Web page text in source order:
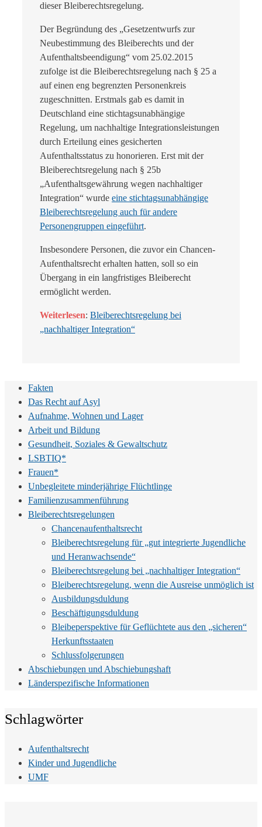
dieser Bleiberechtsregelung.
Der Begründung des „Gesetzentwurfs zur
Neubestimmung des Bleiberechts und der
Aufenthaltsbeendigung“ vom 25.02.2015
zufolge ist die Bleiberechtsregelung nach § 25 a
auf einen eng begrenzten Personenkreis
zugeschnitten. Erstmals gab es damit in
Deutschland eine stichtagsunabhängige
Regelung, um nachhaltige Integrationsleistungen
durch Erteilung eines gesicherten
Aufenthaltsstatus zu honorieren. Erst mit der
Bleiberechtsregelung nach § 25b
„Aufenthaltsgewährung wegen nachhaltiger
Integration“ wurde eine stichtagsunabhängige
Bleiberechtsregelung auch für andere
Personengruppen eingeführt.
Insbesondere Personen, die zuvor ein Chancen-
Aufenthaltsrecht erhalten hatten, soll so ein
Übergang in ein langfristiges Bleiberecht
ermöglicht werden.
Weiterlesen: Bleiberechtsregelung bei
„nachhaltiger Integration“
Fakten
Das Recht auf Asyl
Aufnahme, Wohnen und Lager
Arbeit und Bildung
Gesundheit, Soziales & Gewaltschutz
LSBTIQ*
Frauen*
Unbegleitete minderjährige Flüchtlinge
Familienzusammenführung
Bleiberechtsregelungen
Chancenaufenthaltsrecht
Bleiberechtsregelung für „gut integrierte Jugendliche
und Heranwachsende“
Bleiberechtsregelung bei „nachhaltiger Integration“
Bleiberechtsregelung, wenn die Ausreise unmöglich ist
Ausbildungsduldung
Beschäftigungsduldung
Bleibeperspektive für Geflüchtete aus den „sicheren“
Herkunftsstaaten
Schlussfolgerungen
Abschiebungen und Abschiebungshaft
Länderspezifische Informationen
Schlagwörter
Aufenthaltsrecht
Kinder und Jugendliche
UMF